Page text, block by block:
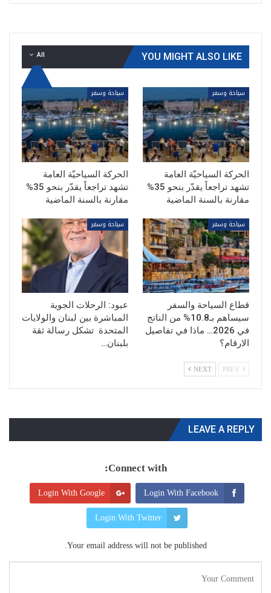
All YOU MIGHT ALSO LIKE
سياحة وسفر
الحركة السياحيّة العامة
تشهد تراجعاً يقدّر بنحو 35%
مقارنة بالسنة الماضية
سياحة وسفر
الحركة السياحيّة العامة
تشهد تراجعاً يقدّر بنحو 35%
مقارنة بالسنة الماضية
سياحة وسفر
قطاع السياحة والسفر
سيساهم بـ10.8% من الناتج
في 2026… ماذا في تفاصيل
الارقام؟
سياحة وسفر
عبود: الرحلات الجوية
المباشرة بين لبنان والولايات
المتحدة تشكل رسالة ثقة
بلبنان…
NEXT
LEAVE A REPLY
Connect with:
Login With Facebook
Login With Google
Login With Twitter
Your email address will not be published.